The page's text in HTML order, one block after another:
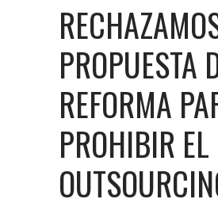
PROPUESTA
REFORMA
PROHIBIR EL